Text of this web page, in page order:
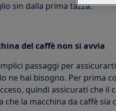
sin dalla prima tazza.
del caffè non si avvia
passaggi per
ne hai bisogno. Per prima
quindi assicurati che il
che la macchina da caffè sia